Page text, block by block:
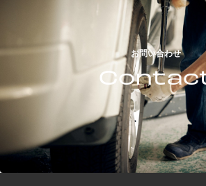
お問い合わせ
オンラインストア
knick-